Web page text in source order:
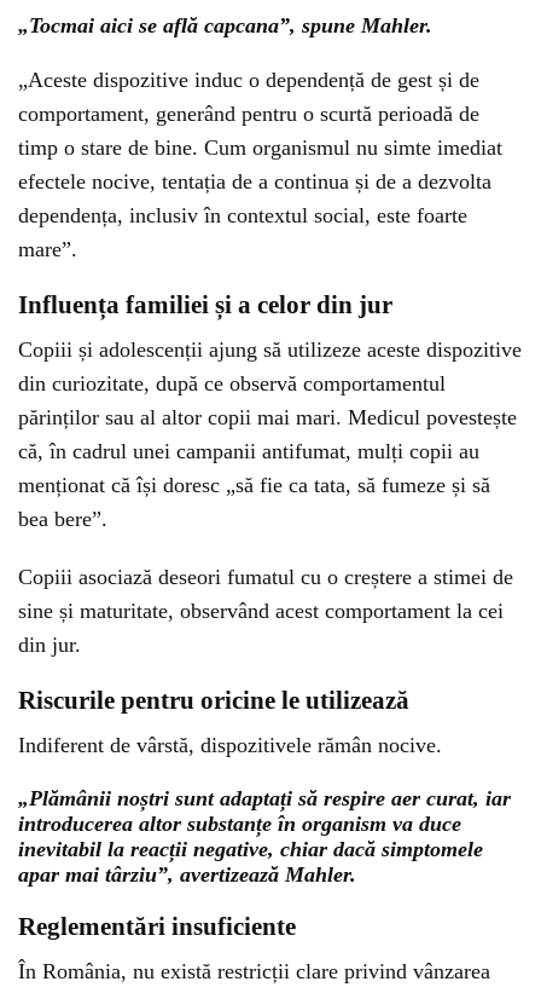
„Tocmai aici se află capcana”, spune Mahler.
„Aceste dispozitive induc o dependență de gest și de
comportament, generând pentru o scurtă perioadă de
timp o stare de bine. Cum organismul nu simte imediat
efectele nocive, tentația de a continua și de a dezvolta
dependența, inclusiv în contextul social, este foarte
mare”.
Influența familiei și a celor din jur
Copiii și adolescenții ajung să utilizeze aceste dispozitive
din curiozitate, după ce observă comportamentul
părinților sau al altor copii mai mari. Medicul povestește
că, în cadrul unei campanii antifumat, mulți copii au
menționat că își doresc „să fie ca tata, să fumeze și să
bea bere”.
Copiii asociază deseori fumatul cu o creștere a stimei de
sine și maturitate, observând acest comportament la cei
din jur.
Riscurile pentru oricine le utilizează
Indiferent de vârstă, dispozitivele rămân nocive.
„Plămânii noștri sunt adaptați să respire aer curat, iar
introducerea altor substanțe în organism va duce
inevitabil la reacții negative, chiar dacă simptomele
apar mai târziu”, avertizează Mahler.
Reglementări insuficiente
În România, nu există restricții clare privind vânzarea